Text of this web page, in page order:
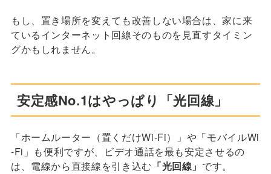
もし、置き場所を変えても改善しない場合は、家に来
ているインターネット回線そのものを見直すタイミン
グかもしれません。
安定感No.1はやっぱり「光回線」
「ホームルーター（置くだけWi-Fi）」や「モバイルWi
-Fi」も便利ですが、ビデオ通話を最も安定させるの
は、電線から直接線を引き込む 「光回線」 です。